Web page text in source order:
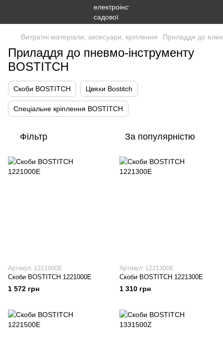
Витратні матеріали, аксесуари, кріплення Приладдя до
Приладдя до пневмо-інструменту
BOSTITCH
Скоби BOSTITCH Цвяхи Bostitch
Спеціальне кріплення BOSTITCH
Фільтр За популярністю
Артикул: 1221000E
Скоби BOSTITCH 1221000E
1 572 грн
Артикул: 1221300E
Скоби BOSTITCH 1221300E
1 310 грн